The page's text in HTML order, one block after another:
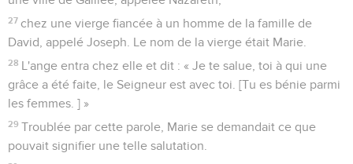
27 chez une vierge fiancée à un homme de la famille de
David, appelé Joseph. Le nom de la vierge était Marie.
28 L'ange entra chez elle et dit : « Je te salue, toi à qui une
grâce a été faite, le Seigneur est avec toi. [Tu es bénie parmi
les femmes. ] »
29 Troublée par cette parole, Marie se demandait ce que
pouvait signifier une telle salutation.